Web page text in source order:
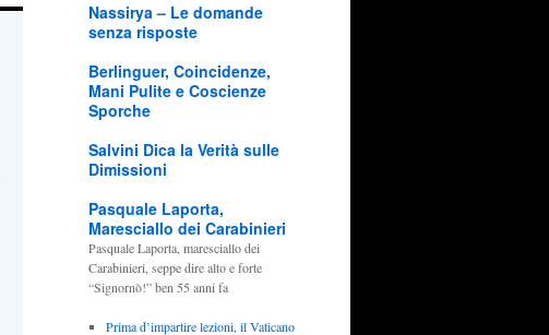
Nassirya – Le domande
senza risposte
Berlinguer, Coincidenze,
Mani Pulite e Coscienze
Sporche
Salvini Dica la Verità sulle
Dimissioni
Pasquale Laporta,
Maresciallo dei Carabinieri
Pasquale Laporta, maresciallo dei
Carabinieri, seppe dire alto e forte
“Signornò!” ben 55 anni fa
Prima d’impartire lezioni, il Vaticano